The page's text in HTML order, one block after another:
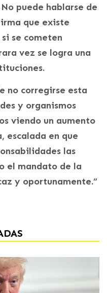
puede hablarse de
que existe
se cometen
vez se logra una
no corregirse esta
y organismos
viendo un aumento
escalada en que
las
el mandato de la
y oportunamente.”